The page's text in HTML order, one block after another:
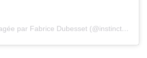
Une publication partagée par Fabrice Dubesset (@instinct_voyageur)